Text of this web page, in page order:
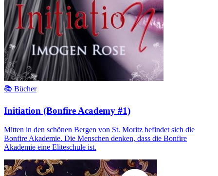
📚 Bücher
Initiation (Bonfire Academy #1)
Mitten in den schönen Bergen von St. Moritz befindet sich die
Bonfire Akademie. Die Menschen denken, dass die Bonfire
Akademie eine Eliteschule ist.